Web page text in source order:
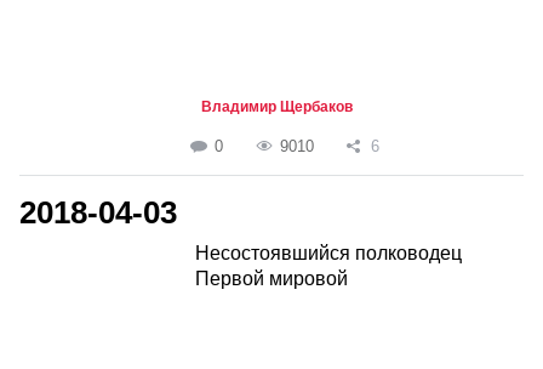
Владимир Щербаков
0 9010 6
2018-04-03
Несостоявшийся полководец
Первой мировой